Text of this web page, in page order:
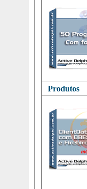
Produtos